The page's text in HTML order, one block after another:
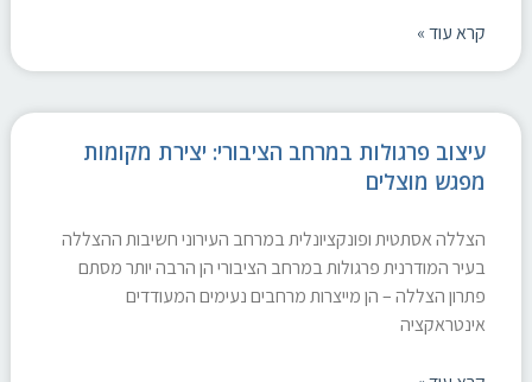
קרא עוד »
עיצוב פרגולות במרחב הציבורי: יצירת מקומות
מפגש מוצלים
הצללה אסתטית ופונקציונלית במרחב העירוני חשיבות ההצללה
בעיר המודרנית פרגולות במרחב הציבורי הן הרבה יותר מסתם
פתרון הצללה – הן מייצרות מרחבים נעימים המעודדים
אינטראקציה